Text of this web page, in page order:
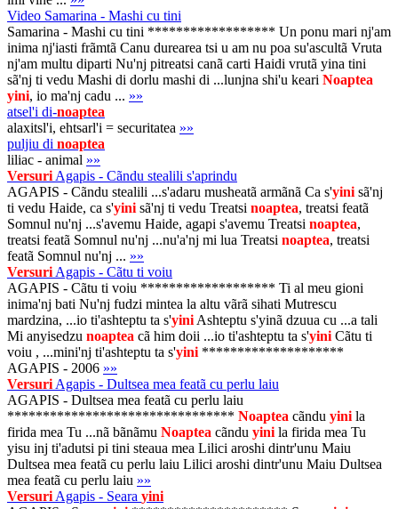
Video Samarina - Mashi cu tini
Samarina - Mashi cu tini ****************** Un ponu mari nj'am
inima nj'iasti frãmtã Canu durearea tsi u am nu poa su'ascultã Vruta
nj'am multu diparti Nu'nj pitreatsi canã carti Haidi vrutã yina tini
sã'nj ti vedu Mashi di dorlu mashi di ...lunjna shi'u keari Noaptea
yini, io ma'nj cadu ... »»
atsel'i di-noaptea
alaxitsl'i, ehtsarl'i = securitatea »»
puljiu di noaptea
liliac - animal »»
Versuri Agapis - Cãndu stealili s'aprindu
AGAPIS - Cãndu stealili ...s'adaru musheatã armãnã Ca s'yini sã'nj
ti vedu Haide, ca s'yini sã'nj ti vedu Treatsi noaptea, treatsi featã
Somnul nu'nj ...s'avemu Haide, agapi s'avemu Treatsi noaptea,
treatsi featã Somnul nu'nj ...nu'a'nj mi lua Treatsi noaptea, treatsi
featã Somnul nu'nj ... »»
Versuri Agapis - Cãtu ti voiu
AGAPIS - Cãtu ti voiu ******************* Ti al meu gioni
inima'nj bati Nu'nj fudzi mintea la altu vãrã sihati Mutrescu
mardzina, ...io ti'ashteptu ta s'yini Ashteptu s'yinã dzuua cu ...a tali
Mi anyisedzu noaptea cã him doii ...io ti'ashteptu ta s'yini Cãtu ti
voiu , ...mini'nj ti'ashteptu ta s'yini ********************
AGAPIS - 2006 »»
Versuri Agapis - Dultsea mea featã cu perlu laiu
AGAPIS - Dultsea mea featã cu perlu laiu
******************************** Noaptea cãndu yini la
firida mea Tu ...nã bãnãmu Noaptea cãndu yini la firida mea Tu
yisu inj ti'adutsi pi tini steaua mea Lilici aroshi dintr'unu Maiu
Dultsea mea featã cu perlu laiu Lilici aroshi dintr'unu Maiu Dultsea
mea featã cu perlu laiu »»
Versuri Agapis - Seara yini